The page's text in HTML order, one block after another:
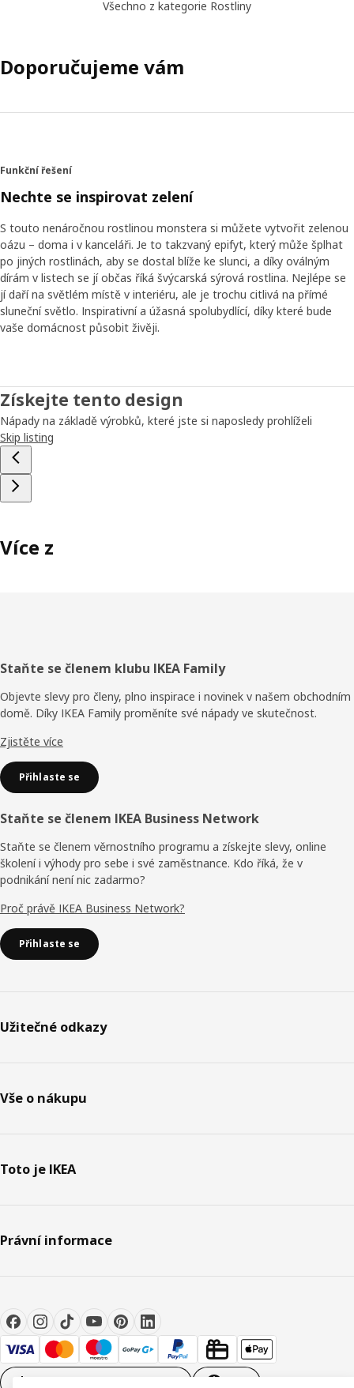
Všechno z kategorie Rostliny
Doporučujeme vám
Funkční řešení
Nechte se inspirovat zelení
S touto nenáročnou rostlinou monstera si můžete vytvořit zelenou
oázu – doma i v kanceláři. Je to takzvaný epifyt, který může šplhat
po jiných rostlinách, aby se dostal blíže ke slunci, a díky oválným
dírám v listech se jí občas říká švýcarská sýrová rostlina. Nejlépe se
jí daří na světlém místě v interiéru, ale je trochu citlivá na přímé
sluneční světlo. Inspirativní a úžasná spolubydlící, díky které bude
vaše domácnost působit živěji.
Získejte tento design
Nápady na základě výrobků, které jste si naposledy prohlíželi
Skip listing
Více z
Zápatí
Staňte se členem klubu IKEA Family
Objevte slevy pro členy, plno inspirace i novinek v našem obchodním
domě. Díky IKEA Family proměníte své nápady ve skutečnost.
Zjistěte více
Přihlaste se
Staňte se členem IKEA Business Network
Staňte se členem věrnostního programu a získejte slevy, online
školení i výhody pro sebe i své zaměstnance. Kdo říká, že v
podnikání není nic zadarmo?
Proč právě IKEA Business Network?
Přihlaste se
Užitečné odkazy
Vše o nákupu
Toto je IKEA
Právní informace